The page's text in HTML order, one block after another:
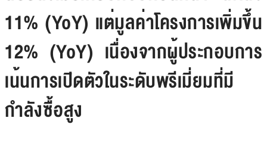
11% (YoY) แต่มูลค่าโครงการเพิ่มขึ้น
12% (YoY) เนื่องจากผู้ประกอบการ
เน้นการเปิดตัวในระดับพรีเมี่ยมที่มี
กำลังซื้อสูง